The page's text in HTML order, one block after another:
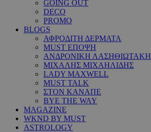
GOING OUT
DECO
PROMO
BLOGS
ΑΦΡΟΔΙΤΗ ΔΕΡΜΑΤΑ
MUST ΕΠΟΨΗ
ΑΝΔΡΟΝΙΚΗ ΛΑΣΗΘΙΩΤΑΚΗ
ΜΙΧΑΛΗΣ ΜΙΧΑΗΛΙΔΗΣ
LADY MAXWELL
MUST TALK
ΣΤΟΝ ΚΑΝΑΠΕ
BYE THE WAY
MAGAZINE
WKND BY MUST
ASTROLOGY